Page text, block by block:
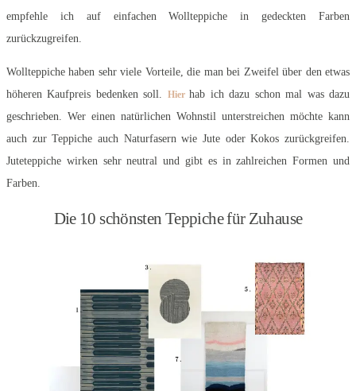
empfehle ich auf einfachen Wollteppiche in gedeckten Farben
zurückzugreifen.
Wollteppiche haben sehr viele Vorteile, die man bei Zweifel über den etwas
höheren Kaufpreis bedenken soll. Hierhab ich dazu schon mal was dazu
geschrieben. Wer einen natürlichen Wohnstil unterstreichen möchte kann
auch zur Teppiche auch Naturfasern wie Jute oder Kokos zurückgreifen.
Juteteppiche wirken sehr neutral und gibt es in zahlreichen Formen und
Farben.
Die 10 schönsten Teppiche für Zuhause